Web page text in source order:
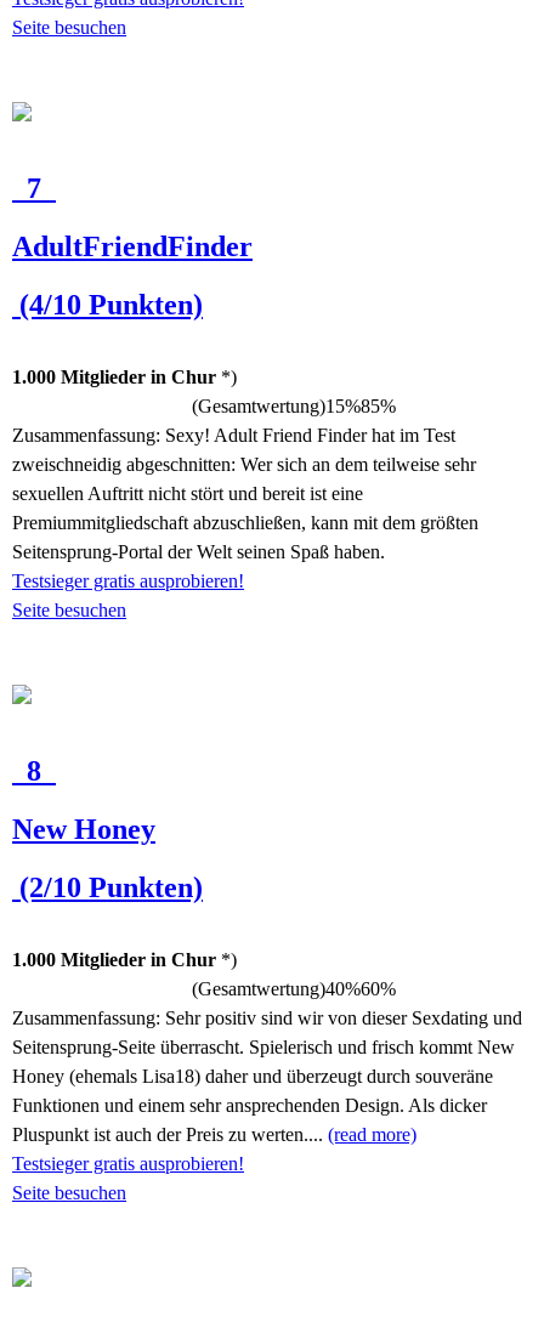
Seite besuchen
7
AdultFriendFinder
(4/10 Punkten)
1.000 Mitglieder in Chur *)
(Gesamtwertung)15%85%
Zusammenfassung: Sexy! Adult Friend Finder hat im Test
zweischneidig abgeschnitten: Wer sich an dem teilweise sehr
sexuellen Auftritt nicht stört und bereit ist eine
Premiummitgliedschaft abzuschließen, kann mit dem größten
Seitensprung-Portal der Welt seinen Spaß haben.
Testsieger gratis ausprobieren!
Seite besuchen
8
New Honey
(2/10 Punkten)
1.000 Mitglieder in Chur *)
(Gesamtwertung)40%60%
Zusammenfassung: Sehr positiv sind wir von dieser Sexdating und
Seitensprung-Seite überrascht. Spielerisch und frisch kommt New
Honey (ehemals Lisa18) daher und überzeugt durch souveräne
Funktionen und einem sehr ansprechenden Design. Als dicker
Pluspunkt ist auch der Preis zu werten.... (read more)
Testsieger gratis ausprobieren!
Seite besuchen